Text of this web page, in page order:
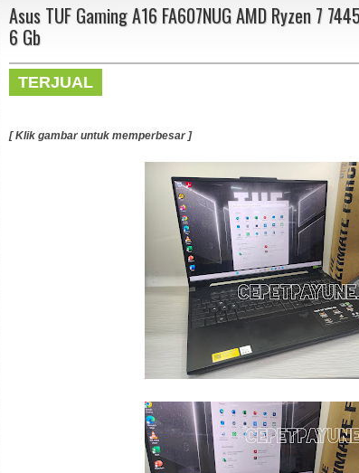
Asus TUF Gaming A16 FA607NUG AMD Ryzen 7
6 Gb
TERJUAL
[ Klik gambar untuk memperbesar ]